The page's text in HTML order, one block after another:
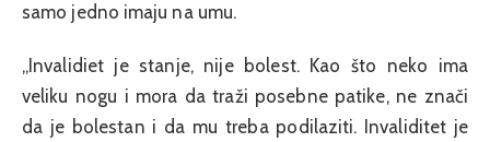
samo jedno imaju na umu.
„Invalidiet je stanje, nije bolest. Kao što neko ima
veliku nogu i mora da traži posebne patike, ne znači
da je bolestan i da mu treba podilaziti. Invaliditet je